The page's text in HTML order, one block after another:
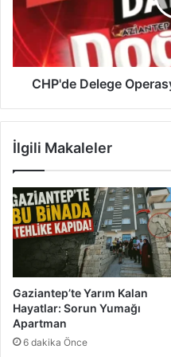
O
p
e
r
4
T
a
n
c
a
E
l
e
D
e
l
a
s
y
:
G
z
CHP'de Delege
İlgili Makaleler
Gaziantep’te Yarım Kalan
Hayatlar: Sorun Yumağı
Apartman
6 dakika Önce